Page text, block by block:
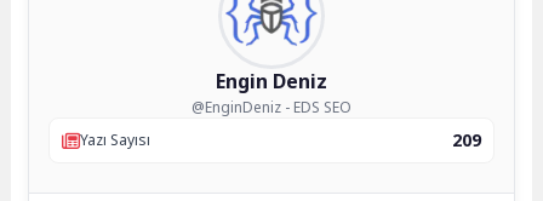
Engin Deniz
@EnginDeniz - EDS SEO
Yazı Sayısı
209